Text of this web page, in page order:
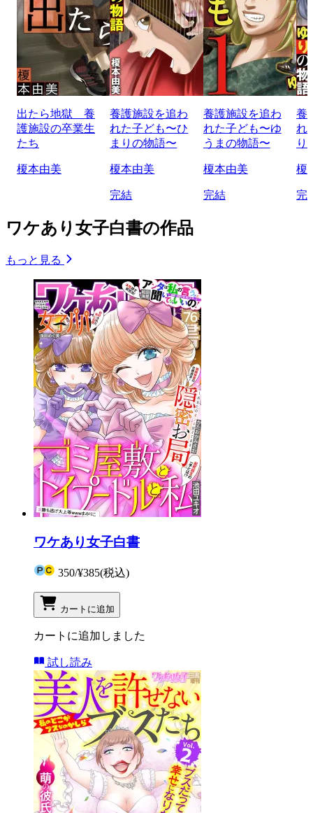
出たら地獄 養
護施設の卒業生
たち
榎本由美
養護施設を追わ
れた子ども〜ひ
まりの物語〜
榎本由美
完結
養護施設を追わ
れた子ども〜ゆ
うまの物語〜
榎本由美
完結
養
れ
り
榎
完
ワケあり女子白書の作品
もっと見る
ワケあり女子白書
350/¥385(税込)
カートに追加
カートに追加しました
試し読み